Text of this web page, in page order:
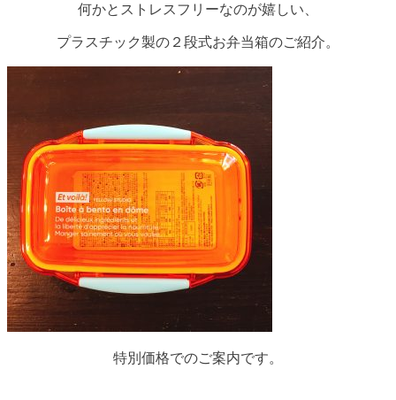
何かとストレスフリーなのが嬉しい、
プラスチック製の２段式お弁当箱のご紹介。
特別価格でのご案内です。